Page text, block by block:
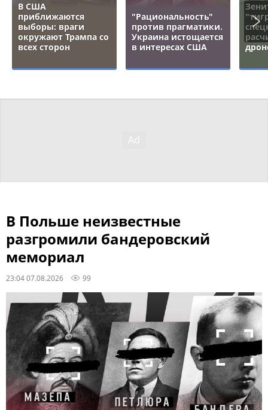
В США
приближаются
выборы: враги
окружают Трампа со
всех сторон
"Рациональность"
против прагматики.
Украина истощается
в интересах США
В Польше неизвестные
разгромили бандеровский
мемориал
23:04 07.08.2026 99